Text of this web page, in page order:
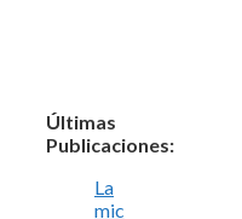
Últimas
Publicaciones:
La
mic